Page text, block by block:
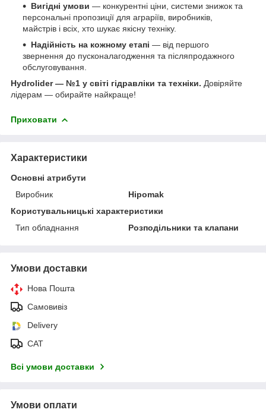
Вигідні умови — конкурентні ціни, системи знижок та
персональні пропозиції для аграріїв, виробників,
майстрів і всіх, хто шукає якісну техніку.
Надійність на кожному етапі — від першого
звернення до пусконалагодження та післяпродажного
обслуговування.
Hydrolider — №1 у світі гідравліки та техніки. Довіряйте
лідерам — обирайте найкраще!
Приховати
Характеристики
Основні атрибути
Виробник
Hipomak
Користувальницькі характеристики
Тип обладнання
Розподільники та клапани
Умови доставки
Нова Пошта
Самовивіз
Delivery
САТ
Всі умови доставки
Умови оплати